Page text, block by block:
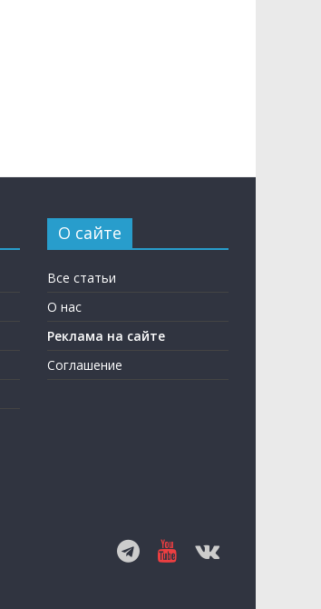
О сайте
Все статьи
О нас
Реклама на сайте
Соглашение